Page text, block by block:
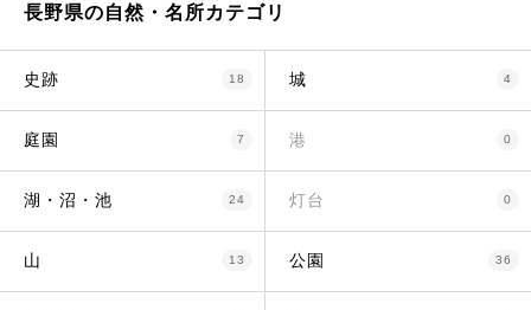
長野県の自然・名所カテゴリ
史跡 18 城 4
庭園 7 港 0
湖・沼・池 24 灯台 0
山 13 公園 36